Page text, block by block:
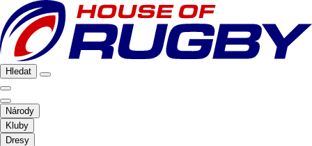
Hledat
Národy
Kluby
Dresy